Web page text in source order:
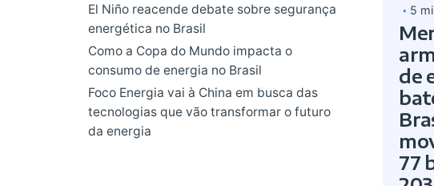
El Niño reacende debate sobre segurança
energética no Brasil
Como a Copa do Mundo impacta o
consumo de energia no Brasil
Foco Energia vai à China em busca das
tecnologias que vão transformar o futuro
da energia
5
de
77